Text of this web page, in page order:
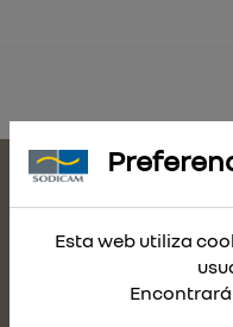
Esta web utiliza